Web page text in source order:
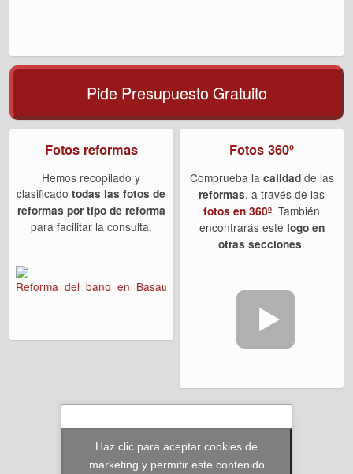
Pide Presupuesto Gratuito
Fotos reformas
Hemos recopilado y
clasificadotodas las fotos de
reformas por tipo de reforma
para facilitar la consulta.
Fotos 360º
Comprueba la calidadde las
reformas, a través de las
fotos en 360º. También
encontrarás este logo en
otras secciones.
Haz clic para aceptar cookies de
marketing y permitir este contenido